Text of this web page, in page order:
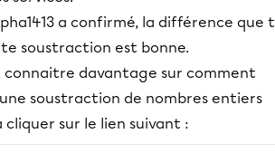
a confirmé, la différence que
soustraction est bonne.
connaitre davantage sur comment
soustraction de nombres entiers
sur le lien suivant :